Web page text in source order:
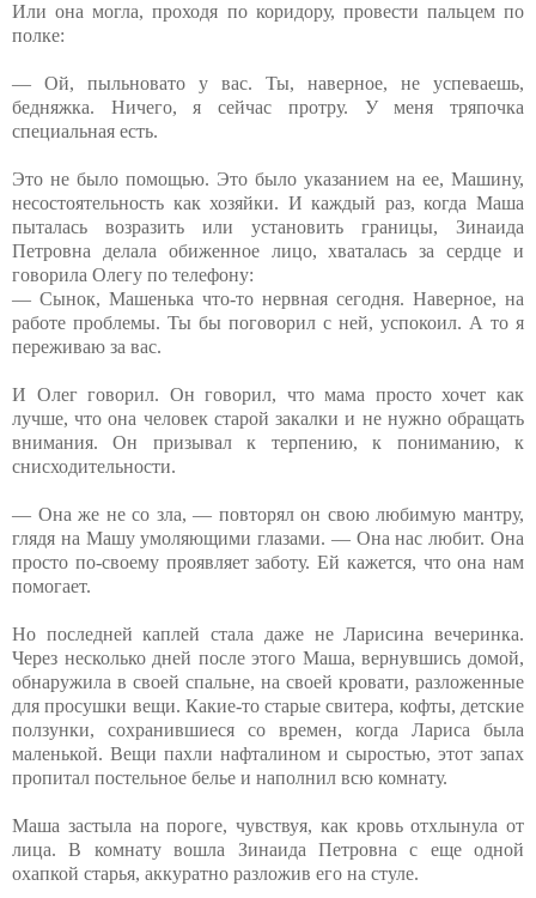
Или она могла, проходя по коридору, провести пальцем по
полке:
— Ой, пыльновато у вас. Ты, наверное, не успеваешь,
бедняжка. Ничего, я сейчас протру. У меня тряпочка
специальная есть.
Это не было помощью. Это было указанием на ее, Машину,
несостоятельность как хозяйки. И каждый раз, когда Маша
пыталась возразить или установить границы, Зинаида
Петровна делала обиженное лицо, хваталась за сердце и
говорила Олегу по телефону:
— Сынок, Машенька что-то нервная сегодня. Наверное, на
работе проблемы. Ты бы поговорил с ней, успокоил. А то я
переживаю за вас.
И Олег говорил. Он говорил, что мама просто хочет как
лучше, что она человек старой закалки и не нужно обращать
внимания. Он призывал к терпению, к пониманию, к
снисходительности.
— Она же не со зла, — повторял он свою любимую мантру,
глядя на Машу умоляющими глазами. — Она нас любит. Она
просто по-своему проявляет заботу. Ей кажется, что она нам
помогает.
Но последней каплей стала даже не Ларисина вечеринка.
Через несколько дней после этого Маша, вернувшись домой,
обнаружила в своей спальне, на своей кровати, разложенные
для просушки вещи. Какие-то старые свитера, кофты, детские
ползунки, сохранившиеся со времен, когда Лариса была
маленькой. Вещи пахли нафталином и сыростью, этот запах
пропитал постельное белье и наполнил всю комнату.
Маша застыла на пороге, чувствуя, как кровь отхлынула от
лица. В комнату вошла Зинаида Петровна с еще одной
охапкой старья, аккуратно разложив его на стуле.